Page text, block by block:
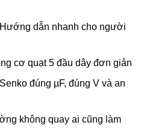
dẫn nhanh cho người
cơ quạt 5 đầu dây đơn giản
đúng µF, đúng V và an
không quay ai cũng làm